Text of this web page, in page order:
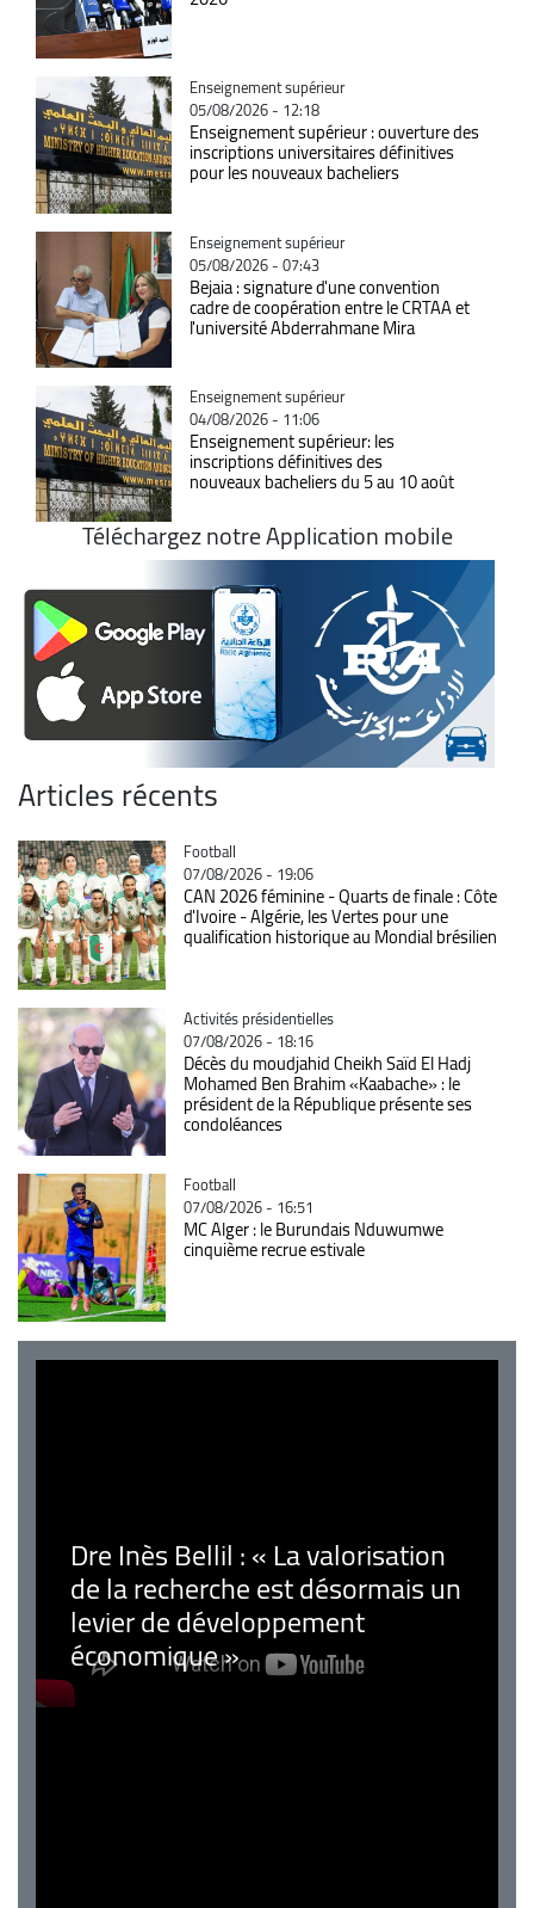
Catégorie
Enseignement supérieur
05/08/2026 - 12:18
Enseignement supérieur : ouverture des
inscriptions universitaires définitives
pour les nouveaux bacheliers
Catégorie
Enseignement supérieur
05/08/2026 - 07:43
Bejaia : signature d'une convention
cadre de coopération entre le CRTAA et
l'université Abderrahmane Mira
Catégorie
Enseignement supérieur
04/08/2026 - 11:06
Enseignement supérieur: les
inscriptions définitives des
nouveaux bacheliers du 5 au 10 août
Téléchargez notre Application mobile
Articles récents
Catégorie
Football
07/08/2026 - 19:06
CAN 2026 féminine - Quarts de finale : Côte
d'Ivoire - Algérie, les Vertes pour une
qualification historique au Mondial brésilien
Catégorie
Activités présidentielles
07/08/2026 - 18:16
Décès du moudjahid Cheikh Saïd El Hadj
Mohamed Ben Brahim «Kaabache» : le
président de la République présente ses
condoléances
Catégorie
Football
07/08/2026 - 16:51
MC Alger : le Burundais Nduwumwe
cinquième recrue estivale
Dre Inès Bellil : « La valorisation
de la recherche est désormais un
levier de développement
économique »